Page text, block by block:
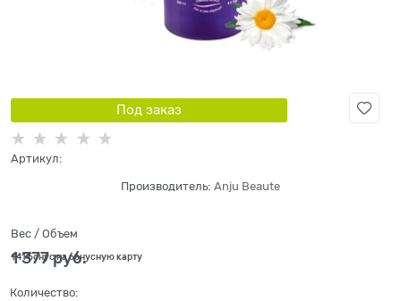
Под заказ
Артикул:
Производитель: Anju Beaute
Вес / Объем
1 377 руб.
+41 бонус на бонусную карту
Количество: